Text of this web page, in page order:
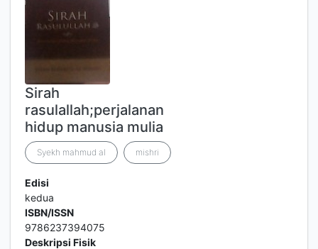
Sirah
rasulallah;perjalanan
hidup manusia mulia
Syekh mahmud al mishri
Edisi
kedua
ISBN/ISSN
9786237394075
Deskripsi Fisik